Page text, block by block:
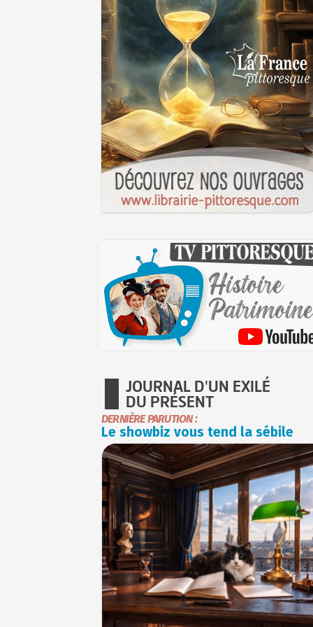
JOURNAL D'UN EXILÉ
DU PRÉSENT
DERNIÈRE PARUTION :
Le showbiz vous tend la sébile